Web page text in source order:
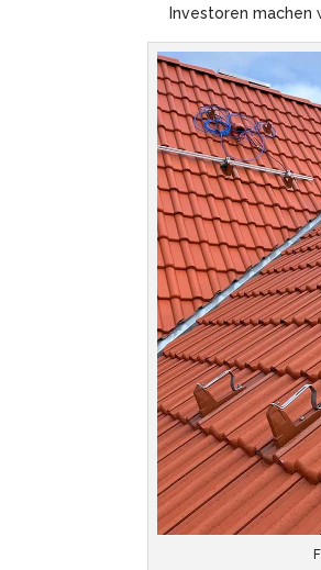
Investoren machen